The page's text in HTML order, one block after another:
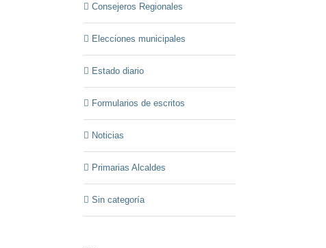
Consejeros Regionales
Elecciones municipales
Estado diario
Formularios de escritos
Noticias
Primarias Alcaldes
Sin categoría